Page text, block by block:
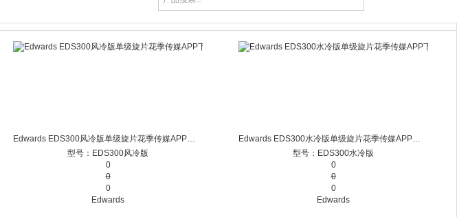
Edwards EDS300风冷版单级旋片花季传媒APP下载安装免费一次
型号：EDS300风冷版
0
0
0
Edwards
Edwards EDS300水冷版单级旋片花季传媒APP下载安装免费一次
型号：EDS300水冷版
0
0
0
Edwards